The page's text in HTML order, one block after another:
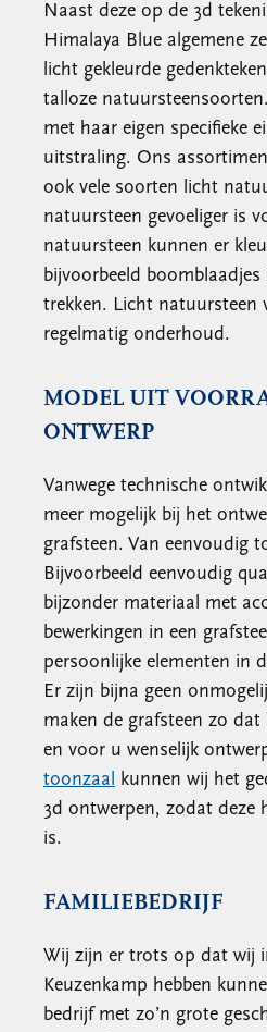
Naast deze op de 3d
Himalaya Blue algemene
licht gekleurde
talloze
met haar eigen specifieke
uitstraling. Ons
ook vele soorten licht
natuursteen gevoeliger is
natuursteen kunnen er
bijvoorbeeld boomblaadjes
trekken. Licht natuursteen
regelmatig onderhoud.
MODEL UIT
ONTWERP
Vanwege technische
meer mogelijk bij het
grafsteen. Van eenvoudig
Bijvoorbeeld eenvoudig
bijzonder materiaal met
bewerkingen in een
persoonlijke elementen in
Er zijn bijna geen
maken de grafsteen zo
en voor u wenselijk
toonzaal kunnen wij het
3d ontwerpen, zodat deze
is.
FAMILIEBEDRIJF
Wij zijn er trots op dat wij
Keuzenkamp hebben
bedrijf met zo’n grote